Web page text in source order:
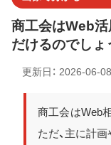
商工会はWeb
だけるのでしょ
更新日： 2026-06-08
商工会はWeb
ただ、主に計